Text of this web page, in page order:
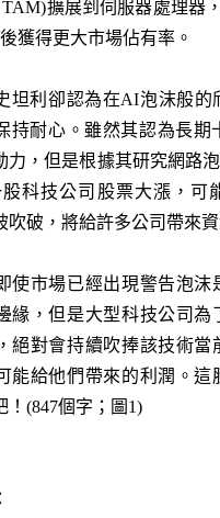
TAM)擴展到伺服器處理器
獲得更大市場佔有率。
坦利卻認為在AI泡沫般的
持耐心。雖然其認為長期
力，但是根據其研究網路
科技公司股票大漲，可
吹破，將給許多公司帶來資
使市場已經出現警告泡沫
緣，但是大型科技公司為
絕對會持續吹捧該技術當
能給他們帶來的利潤。這
！(847個字；圖1)